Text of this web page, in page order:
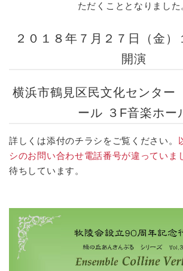
ただくこととなりました
２０１８年７月２７日（金
開演
横浜市鶴見区民文化センタ
ール ３F音楽ホー
詳しくは添付のチラシをご覧ください。
シのお問い合わせ電話番号が違っていま
待ちしています。